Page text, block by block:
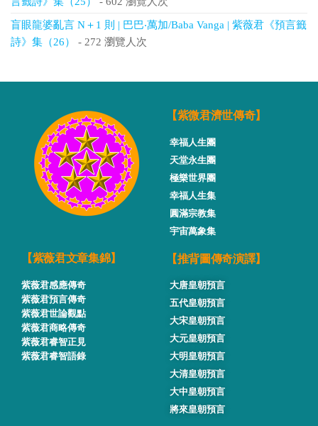
盲眼龍婆亂言 N＋1 則 | 巴巴‧萬加/Baba Vanga | 紫薇君《預言籤
詩》集（26）
- 272 瀏覽人次
【紫微君濟世傳奇】
幸福人生團
天堂永生團
極樂世界團
幸福人生集
圓滿宗教集
宇宙萬象集
【紫薇君文章集錦】
紫薇君感應傳奇
紫薇君預言傳奇
紫薇君世論觀點
紫薇君商略傳奇
紫薇君睿智正見
紫薇君睿智語錄
【推背圖傳奇演譯】
大唐皇朝預言
五代皇朝預言
大宋皇朝預言
大元皇朝預言
大明皇朝預言
大清皇朝預言
大中皇朝預言
將來皇朝預言